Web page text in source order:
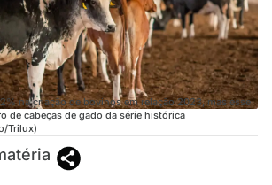
na criação de bovinos em relação 2023, mas esse
de cabeças de gado da série histórica
Trilux)